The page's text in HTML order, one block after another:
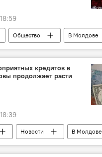
Общество
В Молдове
Баку
в Молдове
гибель
цветы
кредитов в
продолжает расти
Новости
В Молдове